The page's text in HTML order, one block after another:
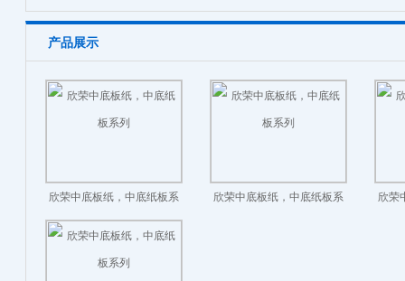
产品展示
欣荣中底板纸，中底纸板系
列
欣荣中底板纸，中底纸板系 欣荣